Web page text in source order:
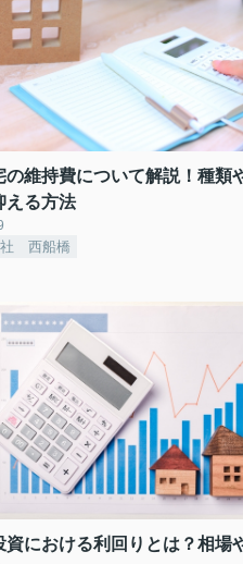
の維持費について解説！種類
える方法
社 西船橋
資における利回りとは？相場